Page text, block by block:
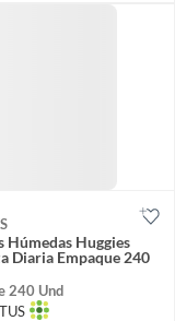
Húmedas Huggies
Diaria Empaque 240
240 Und